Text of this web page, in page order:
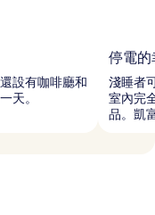
設有咖啡廳和
天。
停電的
淺睡者
室內完
品。凱